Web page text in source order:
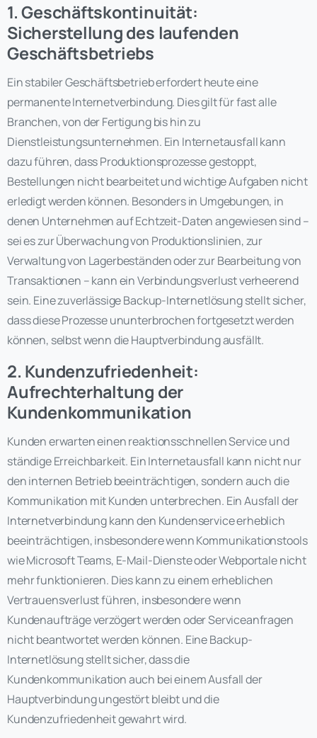
1. Geschäftskontinuität:
Sicherstellung des laufenden
Geschäftsbetriebs
Ein stabiler Geschäftsbetrieb erfordert heute eine
permanente Internetverbindung. Dies gilt für fast alle
Branchen, von der Fertigung bis hin zu
Dienstleistungsunternehmen. Ein Internetausfall kann
dazu führen, dass Produktionsprozesse gestoppt,
Bestellungen nicht bearbeitet und wichtige Aufgaben nicht
erledigt werden können. Besonders in Umgebungen, in
denen Unternehmen auf Echtzeit-Daten angewiesen sind –
sei es zur Überwachung von Produktionslinien, zur
Verwaltung von Lagerbeständen oder zur Bearbeitung von
Transaktionen – kann ein Verbindungsverlust verheerend
sein. Eine zuverlässige Backup-Internetlösung stellt sicher,
dass diese Prozesse ununterbrochen fortgesetzt werden
können, selbst wenn die Hauptverbindung ausfällt.
2. Kundenzufriedenheit:
Aufrechterhaltung der
Kundenkommunikation
Kunden erwarten einen reaktionsschnellen Service und
ständige Erreichbarkeit. Ein Internetausfall kann nicht nur
den internen Betrieb beeinträchtigen, sondern auch die
Kommunikation mit Kunden unterbrechen. Ein Ausfall der
Internetverbindung kann den Kundenservice erheblich
beeinträchtigen, insbesondere wenn Kommunikationstools
wie Microsoft Teams, E-Mail-Dienste oder Webportale nicht
mehr funktionieren. Dies kann zu einem erheblichen
Vertrauensverlust führen, insbesondere wenn
Kundenaufträge verzögert werden oder Serviceanfragen
nicht beantwortet werden können. Eine Backup-
Internetlösung stellt sicher, dass die
Kundenkommunikation auch bei einem Ausfall der
Hauptverbindung ungestört bleibt und die
Kundenzufriedenheit gewahrt wird.